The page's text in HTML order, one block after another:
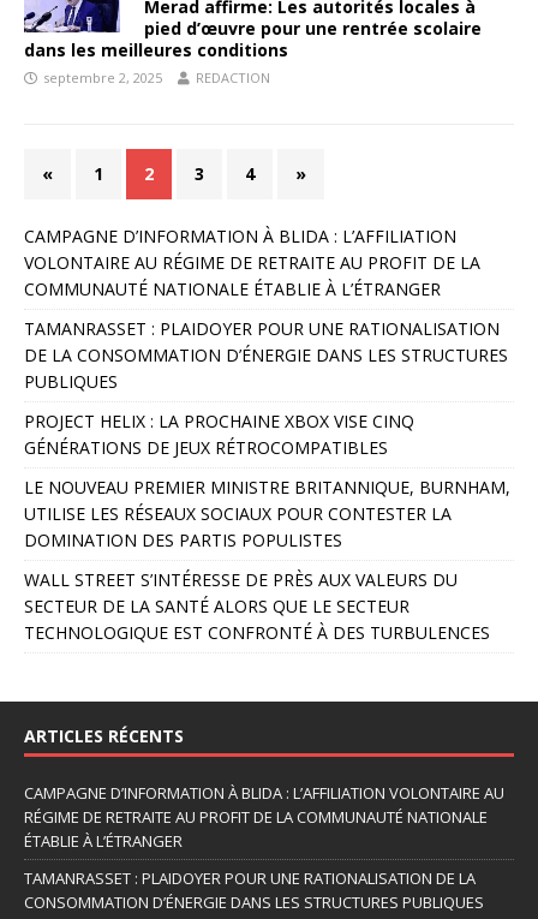
Merad affirme: Les autorités locales à
pied d’œuvre pour une rentrée scolaire
dans les meilleures conditions
septembre 2, 2025 REDACTION
« 1 2 3 4 »
CAMPAGNE D’INFORMATION À BLIDA : L’AFFILIATION
VOLONTAIRE AU RÉGIME DE RETRAITE AU PROFIT DE LA
COMMUNAUTÉ NATIONALE ÉTABLIE À L’ÉTRANGER
TAMANRASSET : PLAIDOYER POUR UNE RATIONALISATION
DE LA CONSOMMATION D’ÉNERGIE DANS LES STRUCTURES
PUBLIQUES
PROJECT HELIX : LA PROCHAINE XBOX VISE CINQ
GÉNÉRATIONS DE JEUX RÉTROCOMPATIBLES
LE NOUVEAU PREMIER MINISTRE BRITANNIQUE, BURNHAM,
UTILISE LES RÉSEAUX SOCIAUX POUR CONTESTER LA
DOMINATION DES PARTIS POPULISTES
WALL STREET S’INTÉRESSE DE PRÈS AUX VALEURS DU
SECTEUR DE LA SANTÉ ALORS QUE LE SECTEUR
TECHNOLOGIQUE EST CONFRONTÉ À DES TURBULENCES
ARTICLES RÉCENTS
CAMPAGNE D’INFORMATION À BLIDA : L’AFFILIATION VOLONTAIRE AU
RÉGIME DE RETRAITE AU PROFIT DE LA COMMUNAUTÉ NATIONALE
ÉTABLIE À L’ÉTRANGER
TAMANRASSET : PLAIDOYER POUR UNE RATIONALISATION DE LA
CONSOMMATION D’ÉNERGIE DANS LES STRUCTURES PUBLIQUES